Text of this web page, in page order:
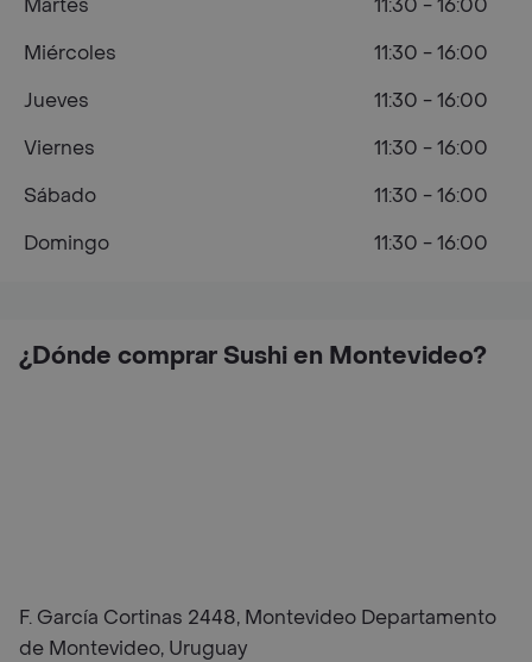
¿Dónde comprar Sushi en Montevideo?
F. García Cortinas 2448, Montevideo Departamento
de Montevideo, Uruguay
Martes
11:30 - 16:00
Miércoles
11:30 - 16:00
Jueves
11:30 - 16:00
Viernes
11:30 - 16:00
Sábado
11:30 - 16:00
Domingo
11:30 - 16:00